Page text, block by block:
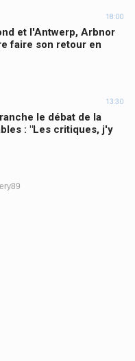
18:00
et l'Antwerp, Arbnor
faire son retour en
13:30
le débat de la
: "Les critiques, j'y